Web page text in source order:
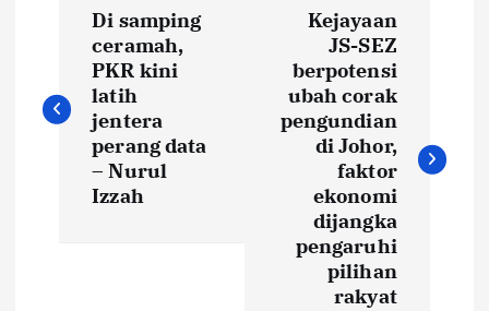
s
Di samping
ceramah,
PKR kini
latih
jentera
perang data
– Nurul
Izzah
Kejayaan
JS-SEZ
berpotensi
ubah corak
pengundian
di Johor,
faktor
ekonomi
dijangka
pengaruhi
pilihan
rakyat